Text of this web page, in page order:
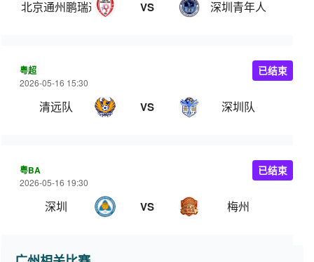
北京通州鹏瑞通程 VS 深圳青年人
粤超
2026-05-16 15:30
清远队 VS 深圳队
已结束
粤BA
2026-05-16 19:30
深圳 VS 梅州
已结束